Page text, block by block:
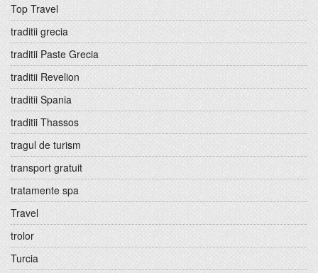
Top Travel
traditii grecia
traditii Paste Grecia
traditii Revelion
traditii Spania
traditii Thassos
tragul de turism
transport gratuit
tratamente spa
Travel
trolor
Turcia